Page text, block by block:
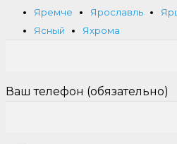
Яремче
Ярославль
Ясный
Яхрома
Ваш телефон (обязательно)